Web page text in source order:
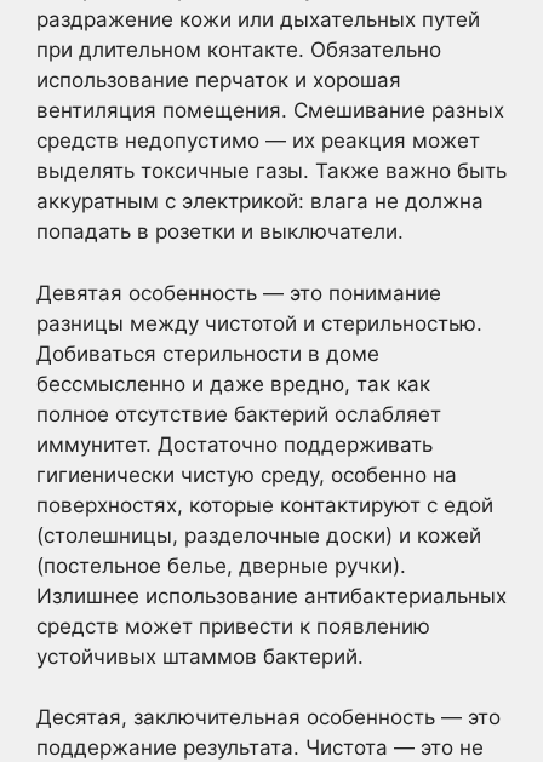
раздражение кожи или дыхательных путей
при длительном контакте. Обязательно
использование перчаток и хорошая
вентиляция помещения. Смешивание разных
средств недопустимо — их реакция может
выделять токсичные газы. Также важно быть
аккуратным с электрикой: влага не должна
попадать в розетки и выключатели.
Девятая особенность — это понимание
разницы между чистотой и стерильностью.
Добиваться стерильности в доме
бессмысленно и даже вредно, так как
полное отсутствие бактерий ослабляет
иммунитет. Достаточно поддерживать
гигиенически чистую среду, особенно на
поверхностях, которые контактируют с едой
(столешницы, разделочные доски) и кожей
(постельное белье, дверные ручки).
Излишнее использование антибактериальных
средств может привести к появлению
устойчивых штаммов бактерий.
Десятая, заключительная особенность — это
поддержание результата. Чистота — это не